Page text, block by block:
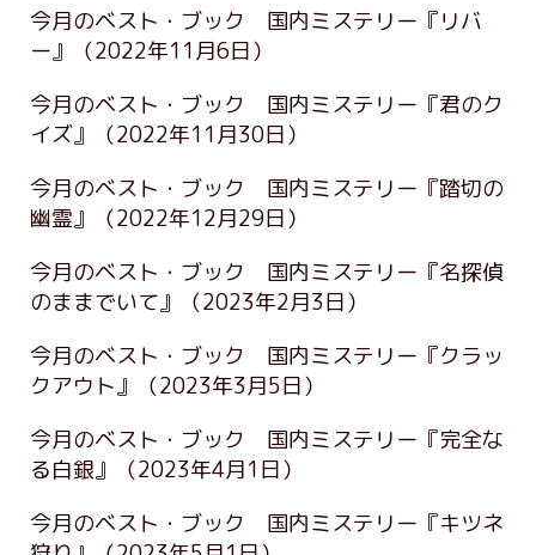
今月のベスト・ブック 国内ミステリー『リバ
ー』
（2022年11月6日）
今月のベスト・ブック 国内ミステリー『君のク
イズ』
（2022年11月30日）
今月のベスト・ブック 国内ミステリー『踏切の
幽霊』
（2022年12月29日）
今月のベスト・ブック 国内ミステリー『名探偵
のままでいて』
（2023年2月3日）
今月のベスト・ブック 国内ミステリー『クラッ
クアウト』
（2023年3月5日）
今月のベスト・ブック 国内ミステリー『完全な
る白銀』
（2023年4月1日）
今月のベスト・ブック 国内ミステリー『キツネ